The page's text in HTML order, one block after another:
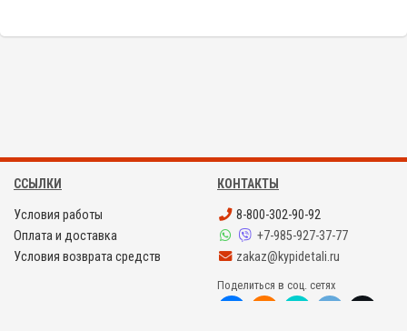
ССЫЛКИ
Условия работы
Оплата и доставка
Условия возврата средств
КОНТАКТЫ
8-800-302-90-92
+7-985-927-37-77
zakaz@kypidetali.ru
Поделиться в соц. сетях